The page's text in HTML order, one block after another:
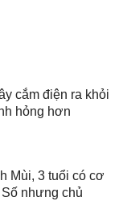
cắm điện ra khỏi
hỏng hơn
Mùi, 3 tuổi có cơ
nhưng chủ